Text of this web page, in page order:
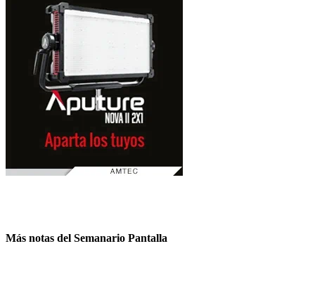
Más notas del Semanario Pantalla